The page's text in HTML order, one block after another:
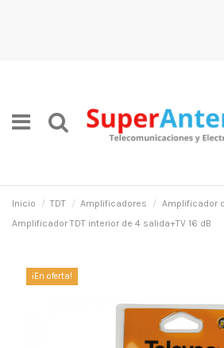
Inicio TDT Amplificadores
Amplificador
Amplificador TDT interior de 4 salida+TV 16 dB
¡En oferta!